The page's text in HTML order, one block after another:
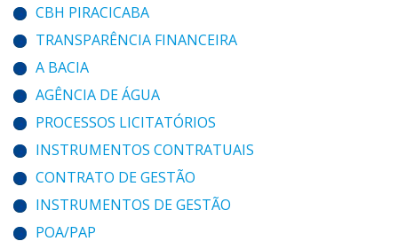
CBH PIRACICABA
TRANSPARÊNCIA FINANCEIRA
A BACIA
AGÊNCIA DE ÁGUA
PROCESSOS LICITATÓRIOS
INSTRUMENTOS CONTRATUAIS
CONTRATO DE GESTÃO
INSTRUMENTOS DE GESTÃO
POA/PAP